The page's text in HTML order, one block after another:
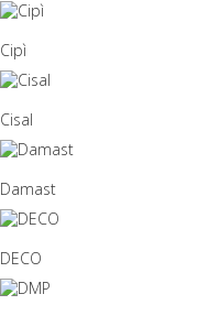
Cipì
Cisal
Damast
DECO